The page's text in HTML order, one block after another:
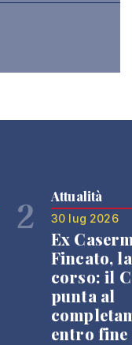
2 Attualità
30 lug 2026
Ex
Fincato,
corso: il
punta al
entro fine